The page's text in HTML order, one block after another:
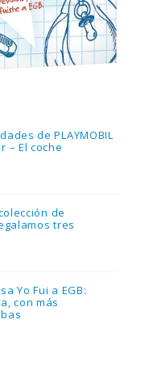
de PLAYMOBIL
– El coche
de
tres
Yo Fui a EGB:
con más